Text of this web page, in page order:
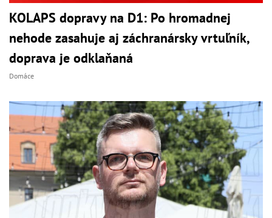
KOLAPS dopravy na D1: Po hromadnej
nehode zasahuje aj záchranársky vrtuľník,
doprava je odklaňaná
Domáce